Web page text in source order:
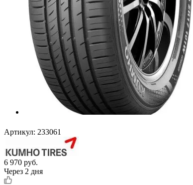
Артикул: 233061
6 970 руб.
Через 2 дня